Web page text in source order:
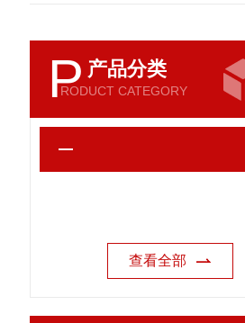
P 产品分类
RODUCT CATEGORY
查看全部